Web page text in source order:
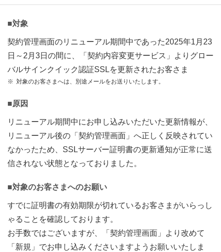
■対象
契約管理画面のリニューアル期間中であった2025年1月23
日～2月3日の間に、「契約内容変更サービス」よりグロー
バルサインクイック認証SSLを更新されたお客さま
※ 対象のお客さまへは、別途メールをお送りいたします。
■原因
リニューアル期間中にお申し込みいただいた更新情報が、
リニューアル後の「契約管理画面」へ正しく反映されてい
なかったため、SSLサーバー証明書の更新通知が正常に送
信されない状態となっておりました。
■対象のお客さまへのお願い
すでに証明書の有効期限が切れているお客さまがいらっし
ゃることを確認しております。
お手数ではございますが、「契約管理画面」より改めて
「新規」でお申し込みくださいますようお願いいたしま